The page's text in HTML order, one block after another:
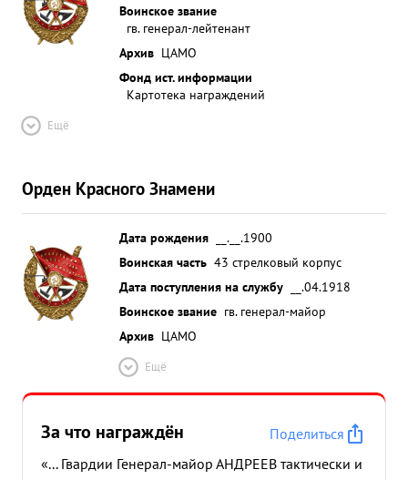
Воинское звание
гв. генерал-лейтенант
Архив ЦАМО
Фонд ист. информации
Картотека награждений
Ещё
Орден Красного Знамени
Дата рождения
__.__.1900
Воинская часть 43 стрелковый корпус
Дата поступления на службу
__.04.1918
Воинское звание гв. генерал-майор
Архив ЦАМО
Ещё
За что награждён
Поделиться
«... Гвардии Генерал-майор АНДРЕЕВ тактически и